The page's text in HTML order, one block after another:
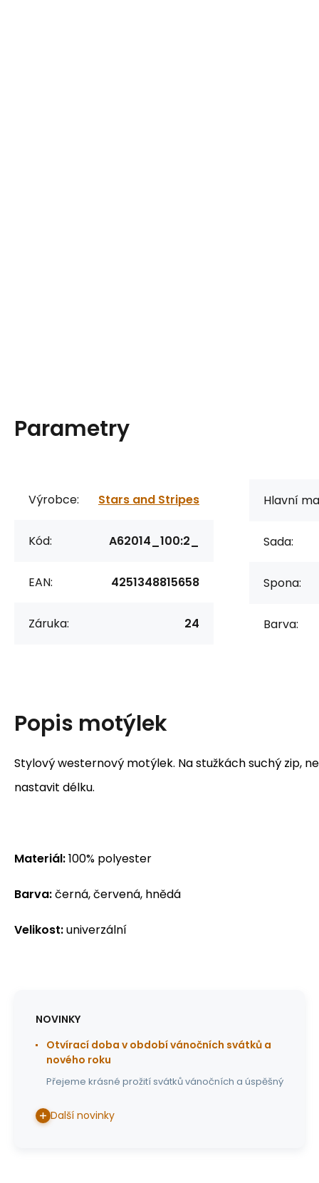
Parametry
Výrobce: Stars and Stripes
Kód: A62014_100:2_
EAN: 4251348815658
Záruka: 24
Hlavní
Sada:
Spona:
Barva:
Popis motýlek
Stylový westernový motýlek. Na stužkách suchý zip,
nastavit délku.
Materiál:100% polyester
Barva:černá, červená, hnědá
Velikost:univerzální
NOVINKY
Otvírací doba v období vánočních svátků a
nového roku
Přejeme krásné prožití svátků vánočních a úspěšný
Další novinky